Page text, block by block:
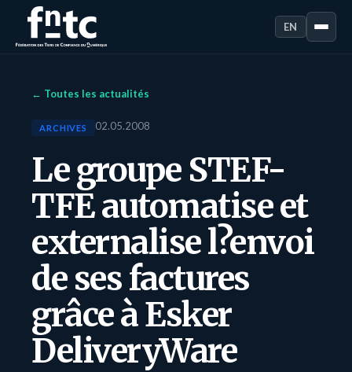
EN
← Toutes les actualités
ARCHIVES 02.05.2008
Le groupe STEF-
TFE automatise et
externalise l?envoi
de ses factures
grâce à Esker
DeliveryWare